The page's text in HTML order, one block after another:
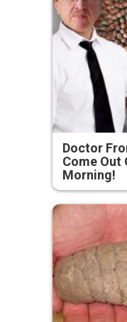
Doctor
Come Out
Morning!